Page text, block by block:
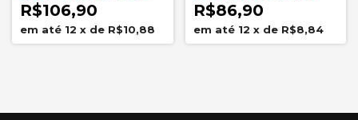
R$106,90
12 x de R$10,88
R$86,90
12 x de R$8,84